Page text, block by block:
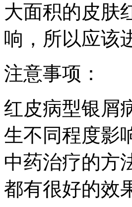
大面积的皮肤
响，所以应该
注意事项：
红皮病型银屑
生不同程度影
中药治疗的方
都有很好的效